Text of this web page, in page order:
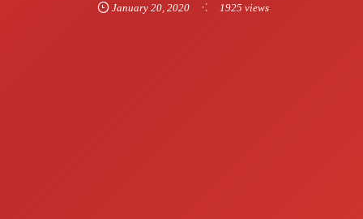
January 20, 2020 1925 views